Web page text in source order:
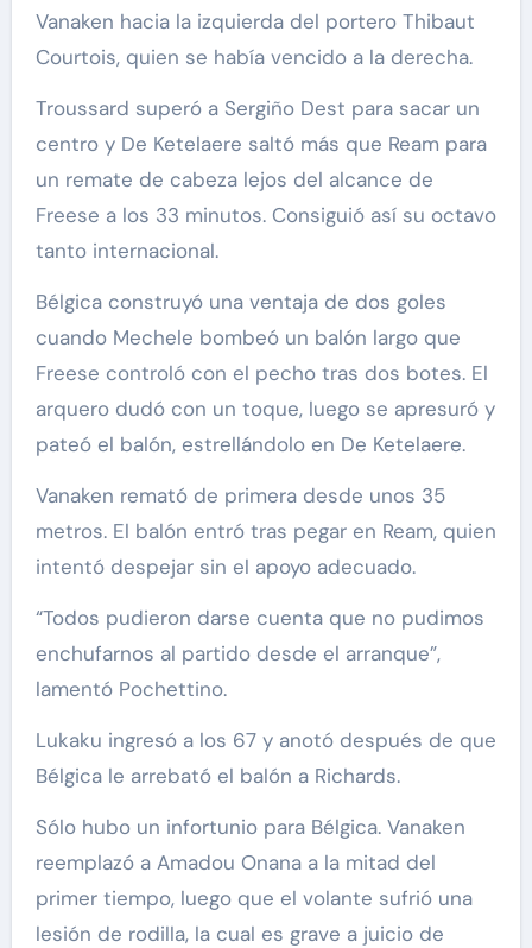
Vanaken hacia la izquierda del portero Thibaut
Courtois, quien se había vencido a la derecha.
Troussard superó a Sergiño Dest para sacar un
centro y De Ketelaere saltó más que Ream para
un remate de cabeza lejos del alcance de
Freese a los 33 minutos. Consiguió así su octavo
tanto internacional.
Bélgica construyó una ventaja de dos goles
cuando Mechele bombeó un balón largo que
Freese controló con el pecho tras dos botes. El
arquero dudó con un toque, luego se apresuró y
pateó el balón, estrellándolo en De Ketelaere.
Vanaken remató de primera desde unos 35
metros. El balón entró tras pegar en Ream, quien
intentó despejar sin el apoyo adecuado.
“Todos pudieron darse cuenta que no pudimos
enchufarnos al partido desde el arranque”,
lamentó Pochettino.
Lukaku ingresó a los 67 y anotó después de que
Bélgica le arrebató el balón a Richards.
Sólo hubo un infortunio para Bélgica. Vanaken
reemplazó a Amadou Onana a la mitad del
primer tiempo, luego que el volante sufrió una
lesión de rodilla, la cual es grave a juicio de